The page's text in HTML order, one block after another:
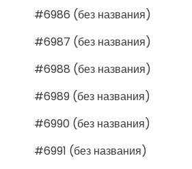
#6986 (без названия)
#6987 (без названия)
#6988 (без названия)
#6989 (без названия)
#6990 (без названия)
#6991 (без названия)